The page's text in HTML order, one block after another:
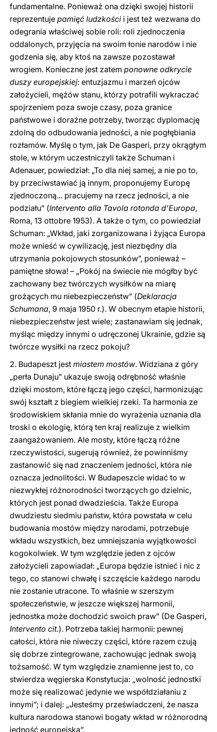
fundamentalne. Ponieważ ona dzięki swojej historii
reprezentuje pamięć ludzkości i jest też wezwana do
odegrania właściwej sobie roli: roli zjednoczenia
oddalonych, przyjęcia na swoim łonie narodów i nie
godzenia się, aby ktoś na zawsze pozostawał
wrogiem. Konieczne jest zatem ponowne odkrycie
duszy europejskiej: entuzjazmu i marzeń ojców
założycieli, mężów stanu, którzy potrafili wykraczać
spojrzeniem poza swoje czasy, poza granice
państwowe i doraźne potrzeby, tworząc dyplomację
zdolną do odbudowania jedności, a nie pogłębiania
rozłamów. Myślę o tym, jak De Gasperi, przy okrągłym
stole, w którym uczestniczyli także Schuman i
Adenauer, powiedział: „To dla niej samej, a nie po to,
by przeciwstawiać ją innym, proponujemy Europę
zjednoczoną... pracujemy na rzecz jedności, a nie
podziału” (Intervento alla Tavola rotonda d’Europa,
Roma, 13 ottobre 1953). A także o tym, co powiedział
Schuman: „Wkład, jaki zorganizowana i żyjąca Europa
może wnieść w cywilizację, jest niezbędny dla
utrzymania pokojowych stosunków”, ponieważ –
pamiętne słowa! – „Pokój na świecie nie mógłby być
zachowany bez twórczych wysiłków na miarę
grożących mu niebezpieczeństw” (Deklaracja
Schumana, 9 maja 1950 r.). W obecnym etapie historii,
niebezpieczeństw jest wiele; zastanawiam się jednak,
myśląc między innymi o udręczonej Ukrainie, gdzie są
twórcze wysiłki na rzecz pokoju?
2. Budapeszt jest miastem mostów. Widziana z góry
„perła Dunaju” ukazuje swoją odrębność właśnie
dzięki mostom, które łączą jego części, harmonizując
swój kształt z biegiem wielkiej rzeki. Ta harmonia ze
środowiskiem skłania mnie do wyrażenia uznania dla
troski o ekologię, którą ten kraj realizuje z wielkim
zaangażowaniem. Ale mosty, które łączą różne
rzeczywistości, sugerują również, że powinniśmy
zastanowić się nad znaczeniem jedności, która nie
oznacza jednolitości. W Budapeszcie widać to w
niezwykłej różnorodności tworzących go dzielnic,
których jest ponad dwadzieścia. Także Europa
dwudziestu siedmiu państw, która powstała w celu
budowania mostów między narodami, potrzebuje
wkładu wszystkich, bez umniejszania wyjątkowości
kogokolwiek. W tym względzie jeden z ojców
założycieli zapowiadał: „Europa będzie istnieć i nic z
tego, co stanowi chwałę i szczęście każdego narodu
nie zostanie utracone. To właśnie w szerszym
społeczeństwie, w jeszcze większej harmonii,
jednostka może dochodzić swoich praw” (De Gasperi,
Intervento cit.). Potrzeba takiej harmonii: pewnej
całości, która nie niweczy części, które razem czują
się dobrze zintegrowane, zachowując jednak swoją
tożsamość. W tym względzie znamienne jest to, co
stwierdza węgierska Konstytucja: „wolność jednostki
może się realizować jedynie we współdziałaniu z
innymi”; i dalej: „Jesteśmy przeświadczeni, że nasza
kultura narodowa stanowi bogaty wkład w różnorodną
jedność europejską”.